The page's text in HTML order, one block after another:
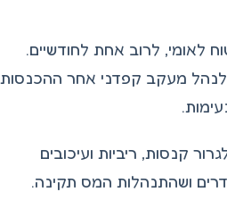
לאומי, לרוב אחת לחודשיים.
לנהל מעקב קפדני אחר ההכנסות
קנסות, ריביות ועיכובים
ושהתנהלות המס תקינה.